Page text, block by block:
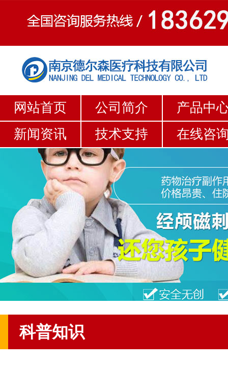
网站首页 公司简介
产品中
新闻资讯
技术支持 在线咨
科普知识